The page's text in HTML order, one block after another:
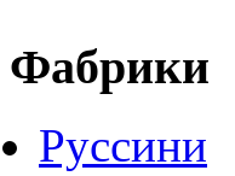
Фабрики
Руссини